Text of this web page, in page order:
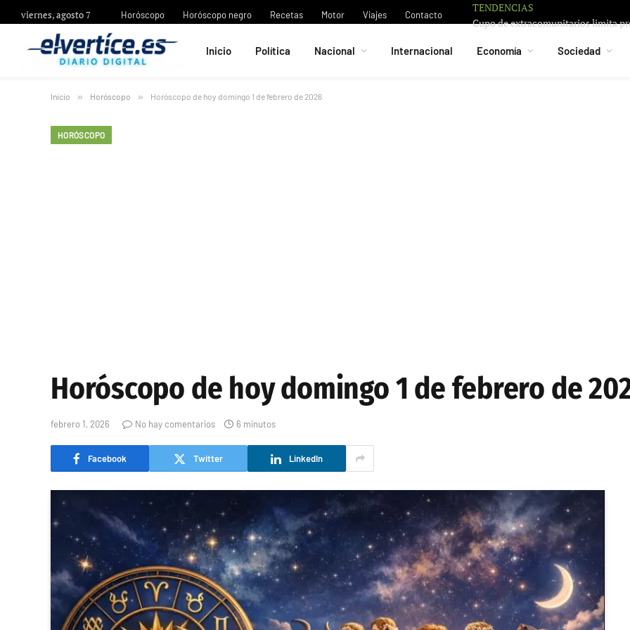
viernes, agosto 7 Horóscopo Horóscopo negro Recetas Motor Viajes Contacto
TENDENCIAS
Inicio Política Nacional Internacional Economía Sociedad
Inicio » Horóscopo » Horóscopo de hoy domingo 1 de febrero de 2026
HORÓSCOPO
Horóscopo de hoy domingo 1 de febrero de
febrero 1, 2026 No hay comentarios 6 minutos
Facebook Twitter LinkedIn